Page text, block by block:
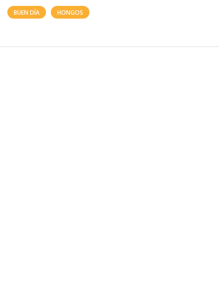
BUEN DÍA HONGOS